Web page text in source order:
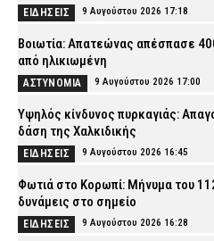
ΕΙΔΗΣΕΙΣ 9 Αυγούστου 2026 17:18
Βοιωτία: Απατεώνας απέσπασε
από ηλικιωμένη
ΑΣΤΥΝΟΜΙΑ 9 Αυγούστου 2026 17:00
Υψηλός κίνδυνος πυρκαγιάς:
δάση της Χαλκιδικής
ΕΙΔΗΣΕΙΣ 9 Αυγούστου 2026 16:45
Φωτιά στο Κορωπί: Μήνυμα του
δυνάμεις στο σημείο
ΕΙΔΗΣΕΙΣ 9 Αυγούστου 2026 16:28